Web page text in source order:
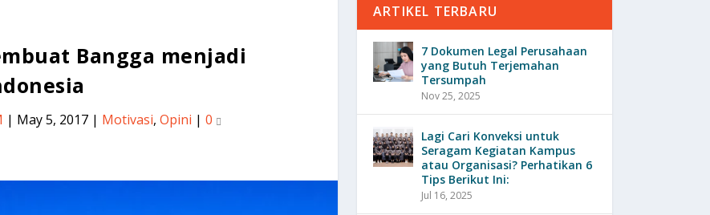
Bangga menjadi
| May 5, 2017| Motivasi, Opini | 0
ARTIKEL TERBARU
7 Dokumen Legal Perusahaan
yang Butuh Terjemahan
Tersumpah
Nov 25, 2025
Lagi Cari Konveksi untuk
Seragam Kegiatan Kampus
atau Organisasi? Perhatikan 6
Tips Berikut Ini:
Jul 16, 2025